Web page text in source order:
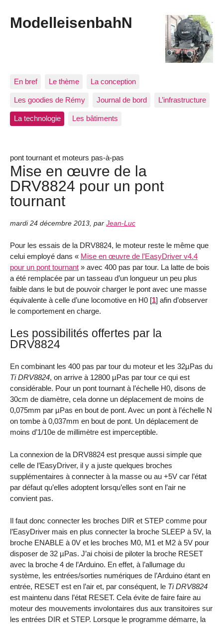
ModelleisenbahN
En bref Le thème La conception
Les goodies de Rémy Journal de bord L’infrastructure
La technologie Les bâtiments
pont tournant et moteurs pas-à-pas
Mise en œuvre de la
DRV8824 pour un pont
tournant
mardi 24 décembre 2013 par Jean-Luc
Pour les essais de la DRV8824, le moteur reste le même que
celui employé dans « Mise en œuvre de l’EasyDriver v4.4
pour un pont tournant » avec 400 pas par tour. La latte de bois
a été remplacée par un tasseau d’un longueur un peu plus
faible dans le but de pouvoir charger le pont avec une masse
équivalente à celle d’une locomotive en H0 [1] afin d’observer
le comportement en charge.
Les possibilités offertes par la
DRV8824
En combinant les 400 pas par tour du moteur et les 32µPas du
Ti DRV8824, on arrive à 12800 µPas par tour ce qui est
considérable. Pour un pont tournant à l’échelle H0, disons de
30cm de diamètre, cela donne un déplacement de moins de
0,075mm par µPas en bout de pont. Avec un pont à l’échelle N
on tombe à 0,037mm en bout de pont. Un déplacement de
moins d’1/10e de millimètre est imperceptible.
La connexion de la DRV8824 est presque aussi simple que
celle de l’EasyDriver, il y a juste quelques broches
supplémentaires à connecter à la masse ou au +5V car l’état
par défaut qu’elles adoptent lorsqu’elles sont en l’air ne
convient pas.
Il faut donc connecter les broches DIR et STEP comme pour
l’EasyDriver mais en plus connecter la broche SLEEP à 5V, la
broche ENABLE à 0V et les broches M0, M1 et M2 à 5V pour
disposer de 32 µPas. J’ai choisi de piloter la broche RESET
avec la broche 4 de l’Arduino. En effet, à l’allumage du
système, les entrées/sorties numériques de l’Arduino étant en
entrée, RESET est en l’air et, par conséquent, le Ti DRV8824
est maintenu dans l’état RESET. Cela évite de faire faire au
moteur des mouvements involontaires dus aux transitoires sur
les entrées DIR et STEP. Lorsque le programme démarre, la